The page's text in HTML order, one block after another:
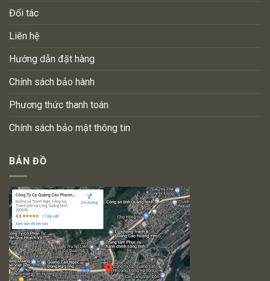
Đối tác
Liên hệ
Hướng dẫn đặt hàng
Chính sách bảo hành
Phương thức thanh toán
Chính sách bảo mật thông tin
BẢN ĐỒ